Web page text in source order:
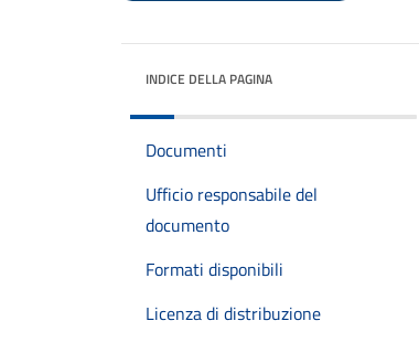
INDICE DELLA PAGINA
Documenti
Ufficio responsabile del
documento
Formati disponibili
Licenza di distribuzione